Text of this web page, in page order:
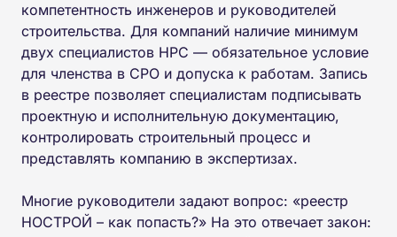
компетентность инженеров и руководителей
строительства. Для компаний наличие минимум
двух специалистов НРС — обязательное условие
для членства в СРО и допуска к работам. Запись
в реестре позволяет специалистам подписывать
проектную и исполнительную документацию,
контролировать строительный процесс и
представлять компанию в экспертизах.
Многие руководители задают вопрос: «реестр
НОСТРОЙ – как попасть?» На это отвечает закон: